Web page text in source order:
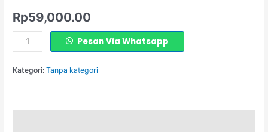
Rp59,000.00
Pesan Via Whatsapp
Kategori:Tanpa kategori